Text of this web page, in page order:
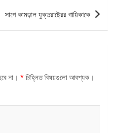
সাপে কামড়াল যুক্তরাষ্ট্রের গায়িকাকে
না। * চিহ্নিত বিষয়গুলো আবশ্যক।